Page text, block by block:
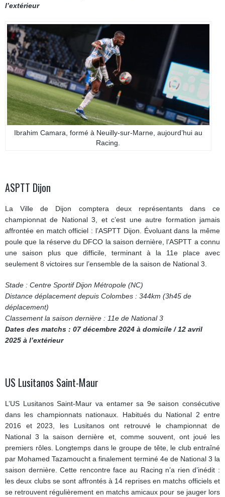
l’extérieur
Ibrahim Camara, formé à Neuilly-sur-Marne, aujourd’hui au
Racing.
ASPTT Dijon
La Ville de Dijon comptera deux représentants dans ce
championnat de National 3, et c’est une autre formation jamais
affrontée en match officiel : l’ASPTT Dijon. Évoluant dans la même
poule que la réserve du DFCO la saison dernière, l’ASPTT a connu
une saison plus que difficile, terminant à la 11e place avec
seulement 8 victoires sur l’ensemble de la saison de National 3.
Stade : Centre Sportif Dijon Métropole (NC)
Distance déplacement depuis Colombes : 344km (3h45 de
déplacement)
Classement la saison dernière : 11e de National 3
Dates des matchs : 07 décembre 2024 à domicile / 12 avril
2025 à l’extérieur
US Lusitanos Saint-Maur
L’US Lusitanos Saint-Maur va entamer sa 9e saison consécutive
dans les championnats nationaux. Habitués du National 2 entre
2016 et 2023, les Lusitanos ont retrouvé le championnat de
National 3 la saison dernière et, comme souvent, ont joué les
premiers rôles. Longtemps dans le groupe de tête, le club entraîné
par Mohamed Tazamoucht a finalement terminé 4e de National 3 la
saison dernière. Cette rencontre face au Racing n’a rien d’inédit :
les deux clubs se sont affrontés à 14 reprises en matchs officiels et
se retrouvent régulièrement en matchs amicaux pour se jauger lors